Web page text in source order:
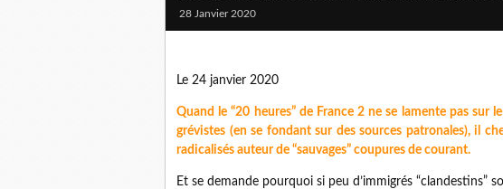
28 Janvier 2020
Le 24 janvier 2020
Quand le “20 heures” de France 2 ne se lamente pas sur
grévistes (en se fondant sur des sources patronales), il
radicalisés auteur de “sauvages” coupures de courant.
Et se demande pourquoi si peu d’immigrés “clandestins”